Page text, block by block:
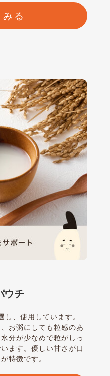
る
ウチ
、使用しています。
お粥にしても粒感のあ
分が少なめで粒がしっ
ます。優しい甘さが口
特徴です。